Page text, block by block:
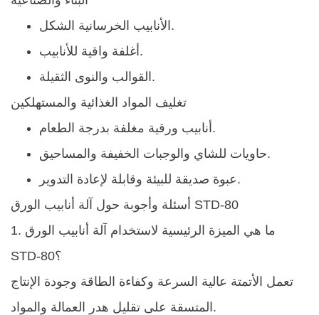
الأنابيب الخرسانية الشكل.
أغلفة واقية للأنابيب.
القوالب والنوى الثقيلة.
تغليف المواد الغذائية والمستهلكين
أنابيب ورقية مغلفة بدرجة الطعام.
حاويات للشاي والوجبات الخفيفة والمساحيق.
عبوة صديقة للبيئة وقابلة لإعادة التدوير.
أسئلة وأجوبة حول آلة أنابيب الورق STD-80
1. ما هي الميزة الرئيسية لاستخدام آلة أنابيب الورق
STD-80؟
تعمل الأتمتة عالية السرعة وكفاءة الطاقة وجودة الإنتاج
المتسقة على تقليل هدر العمالة والمواد.